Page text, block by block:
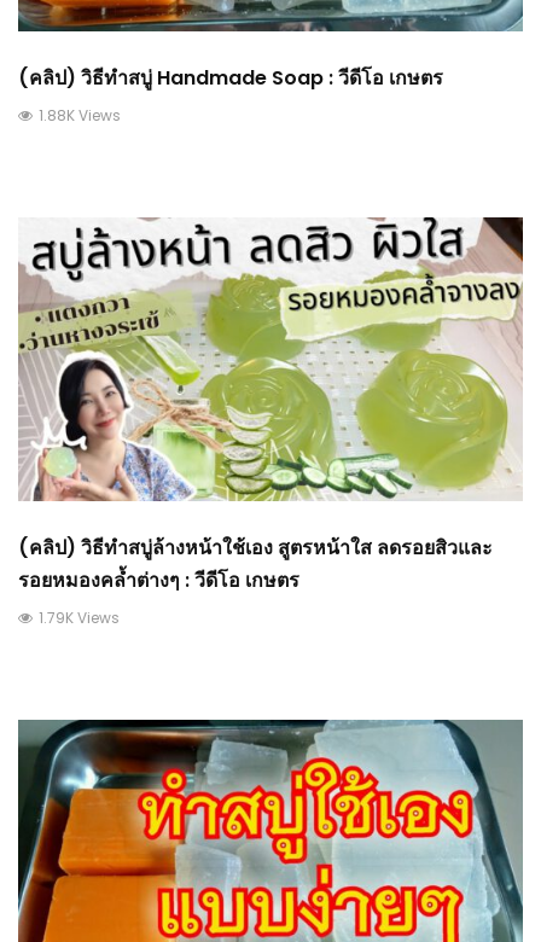
(คลิป) วิธีทำสบู่ Handmade Soap : วีดีโอ เกษตร
1.88K Views
(คลิป) วิธีทำสบู่ล้างหน้าใช้เอง สูตรหน้าใส ลดรอยสิวและ
รอยหมองคล้ำต่างๆ : วีดีโอ เกษตร
1.79K Views